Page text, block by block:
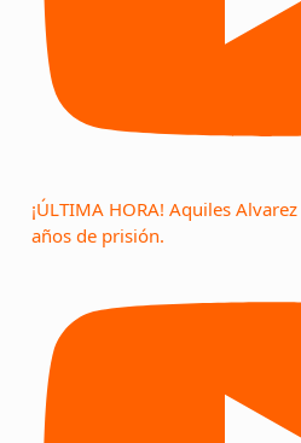
¡ÚLTIMA HORA! Aquiles
años de prisión.